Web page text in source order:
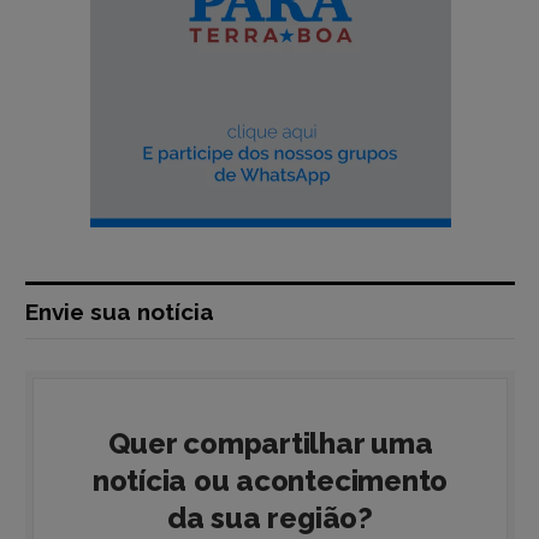
Envie sua notícia
Quer compartilhar uma
notícia ou acontecimento
da sua região?